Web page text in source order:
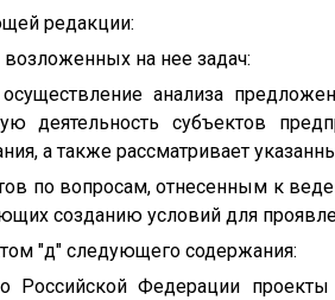
редакции:
на нее задач:
анализа
деятельность субъектов
а также рассматривает
по вопросам, отнесенным к
созданию условий для
"д" следующего содержания:
Российской Федерации